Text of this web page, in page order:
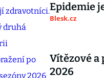
Epidemie
Blesk.cz
Vítězové a
2026